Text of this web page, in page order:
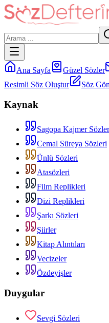
Ana Sayfa Güzel Sözler
Resimli Söz Oluştur
Söz
Kaynak
Sagopa Kajmer
Cemal Süreya Sözleri
Ünlü Sözleri
Atasözleri
Film Replikleri
Dizi Replikleri
Şarkı Sözleri
Şiirler
Kitap Alıntıları
Vecizeler
Özdeyişler
Duygular
Sevgi Sözleri